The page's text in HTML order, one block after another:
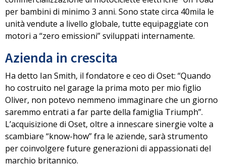
per bambini di minimo 3 anni. Sono state circa 40mila le
unità vendute a livello globale, tutte equipaggiate con
motori a “zero emissioni” sviluppati internamente.
Azienda in crescita
Ha detto Ian Smith, il fondatore e ceo di Oset: “Quando
ho costruito nel garage la prima moto per mio figlio
Oliver, non potevo nemmeno immaginare che un giorno
saremmo entrati a far parte della famiglia Triumph”.
L’acquisizione di Oset, oltre a innescare sinergie volte a
scambiare “know-how” fra le aziende, sarà strumento
per coinvolgere future generazioni di appassionati del
marchio britannico.